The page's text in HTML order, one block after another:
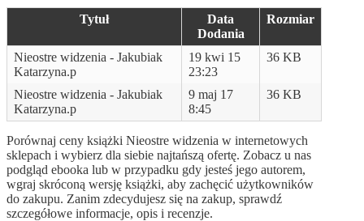
Tytuł
Data
Dodania
Rozmiar
Nieostre widzenia - Jakubiak
Katarzyna.p
19 kwi 15
23:23
36 KB
Nieostre widzenia - Jakubiak
Katarzyna.p
9 maj 17
8:45
36 KB
Porównaj ceny książki Nieostre widzenia w internetowych
sklepach i wybierz dla siebie najtańszą ofertę. Zobacz u nas
podgląd ebooka lub w przypadku gdy jesteś jego autorem,
wgraj skróconą wersję książki, aby zachęcić użytkowników
do zakupu. Zanim zdecydujesz się na zakup, sprawdź
szczegółowe informacje, opis i recenzje.